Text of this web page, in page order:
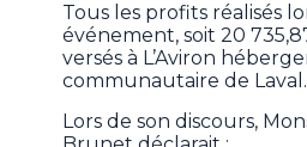
Tous les profits réalisés
événement, soit 20
versés à L’Aviron
communautaire de Laval.
Lors de son discours,